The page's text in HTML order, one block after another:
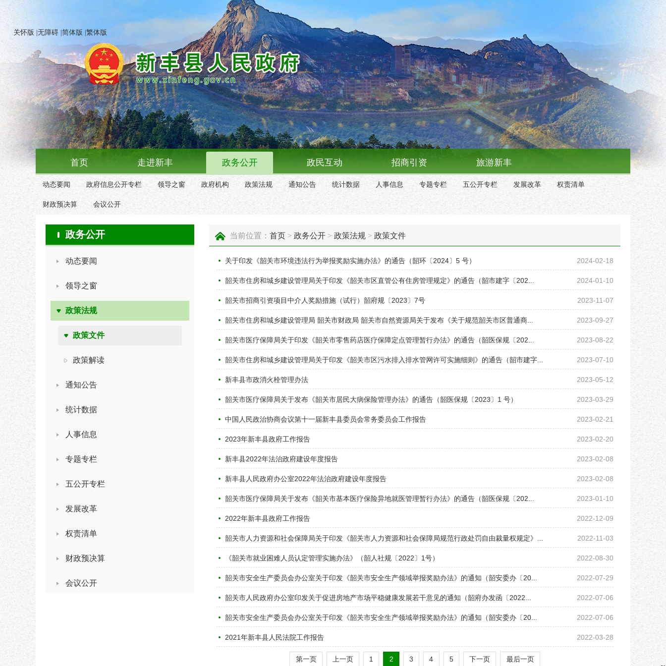
关怀版 无障碍 简体版 繁体版
首页 走进新丰 政务公开 政民互动 招商引资 旅游新丰
动态要闻 政府信息公开专栏 领导之窗 政府机构 政策法规 通知公告 统计数据 人事信息 专题专栏 五公开专栏 发展改革 权责清单
财政预决算 会议公开
政务公开
动态要闻
领导之窗
政策法规
政策文件
政策解读
通知公告
统计数据
人事信息
专题专栏
五公开专栏
发展改革
权责清单
财政预决算
会议公开
当前位置： 首页 > 政务公开 > 政策法规 > 政策文件
2024-02-18
关于印发《韶关市环境违法行为举报奖励实施办法》的通告（韶环〔2024〕5 号）
2024-01-10
韶关市住房和城乡建设管理局关于印发《韶关市区直管公有住房管理规定》的通告（韶市建字〔202...
2023-11-07
韶关市招商引资项目中介人奖励措施（试行）韶府规〔2023〕7号
2023-09-27
韶关市住房和城乡建设管理局 韶关市财政局 韶关市自然资源局关于发布《关于规范韶关市区普通商...
2023-08-22
韶关市医疗保障局关于印发《韶关市零售药店医疗保障定点管理暂行办法》的通告（韶医保规〔202...
2023-07-10
韶关市住房和城乡建设管理局关于印发《韶关市区污水排入排水管网许可实施细则》的通告（韶市建字...
2023-05-12
新丰县市政消火栓管理办法
2023-03-29
韶关市医疗保障局关于发布《韶关市居民大病保险管理办法》的通告（韶医保规〔2023〕1 号）
2023-02-21
中国人民政治协商会议第十一届新丰县委员会常务委员会工作报告
2023-02-20
2023年新丰县政府工作报告
2023-02-08
新丰县2022年法治政府建设年度报告
2023-02-08
新丰县人民政府办公室2022年法治政府建设年度报告
2023-01-10
韶关市医疗保障局关于发布《韶关市基本医疗保险异地就医管理暂行办法》的通告（韶医保规〔202...
2022-12-09
2022年新丰县政府工作报告
2022-11-03
韶关市人力资源和社会保障局关于印发《韶关市人力资源和社会保障局规范行政处罚自由裁量权规定》...
2022-08-30
《韶关市就业困难人员认定管理实施办法》（韶人社规〔2022〕1号）
2022-07-29
韶关市安全生产委员会办公室关于印发《韶关市安全生产领域举报奖励办法》的通知（韶安委办〔20...
2022-07-06
韶关市人民政府办公室印发关于促进房地产市场平稳健康发展若干意见的通知（韶府办发函〔2022...
2022-07-06
韶关市安全生产委员会办公室关于印发《韶关市安全生产领域举报奖励办法》的通知（韶安委办〔20...
2022-03-28
2021年新丰县人民法院工作报告
第一页 上一页 1 2 3 4 5 下一页 最后一页